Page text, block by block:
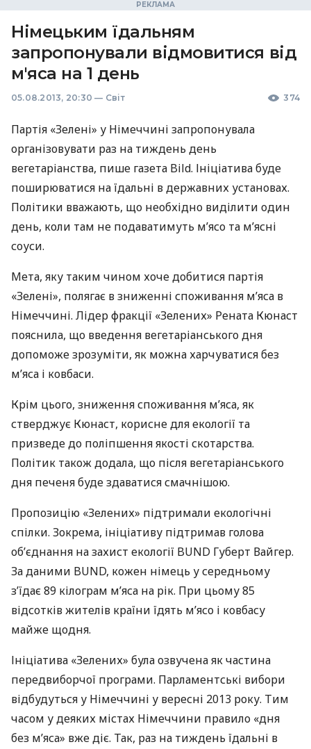
Німецьким їдальням
запропонували відмовитися від
м'яса на 1 день
05.08.2013, 20:30 — Світ 374
Партія «Зелені» у Німеччині запропонувала
організовувати раз на тиждень день
вегетаріанства, пише газета Bild. Ініціатива буде
поширюватися на їдальні в державних установах.
Політики вважають, що необхідно виділити один
день, коли там не подаватимуть м’ясо та м’ясні
соуси.
Мета, яку таким чином хоче добитися партія
«Зелені», полягає в зниженні споживання м’яса в
Німеччині. Лідер фракції «Зелених» Рената Кюнаст
пояснила, що введення вегетаріанського дня
допоможе зрозуміти, як можна харчуватися без
м’яса і ковбаси.
Крім цього, зниження споживання м’яса, як
стверджує Кюнаст, корисне для екології та
призведе до поліпшення якості скотарства.
Політик також додала, що після вегетаріанського
дня печеня буде здаватися смачнішою.
Пропозицію «Зелених» підтримали екологічні
спілки. Зокрема, ініціативу підтримав голова
об’єднання на захист екології BUND Губерт Вайгер.
За даними BUND, кожен німець у середньому
з’їдає 89 кілограм м’яса на рік. При цьому 85
відсотків жителів країни їдять м’ясо і ковбасу
майже щодня.
Ініціатива «Зелених» була озвучена як частина
передвиборчої програми. Парламентські вибори
відбудуться у Німеччині у вересні 2013 року. Тим
часом у деяких містах Німеччини правило «дня
без м’яса» вже діє. Так, раз на тиждень їдальні в